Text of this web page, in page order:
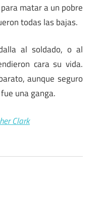
matar a un pobre
todas las bajas.
al soldado, o al
cara su vida.
aunque seguro
una ganga.
Clark